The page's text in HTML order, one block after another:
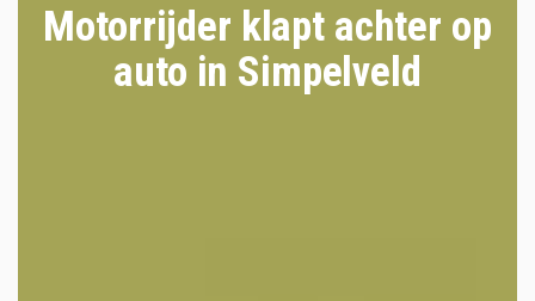
Motorrijder klapt achter op
auto in Simpelveld